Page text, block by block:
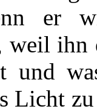
er
weil ihn
und
Licht